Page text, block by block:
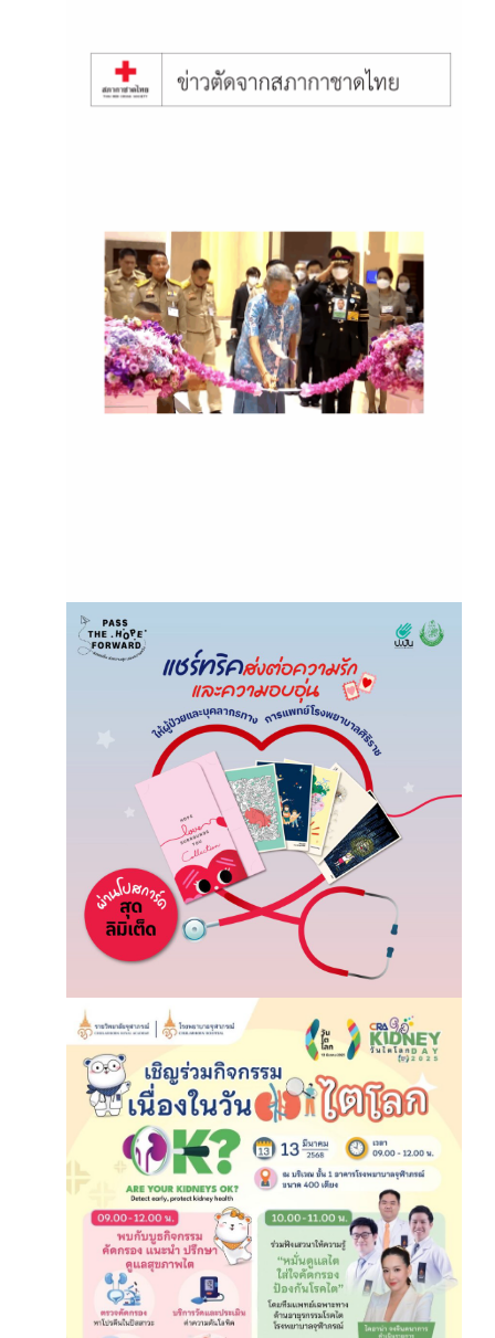
June 12, 2025
เสด็จพระราชดำเนินไปทรงเปิด
งาน มหกรรมสุขศาลา
พระราชทาน ครั้งที่ 3
March 12, 2025
โครงการ“Pass The Hope
Forward”
March 12, 2025
กิจกรรม “Are Your Kidneys
OK? Detect Early, Protect
Kidney Health”